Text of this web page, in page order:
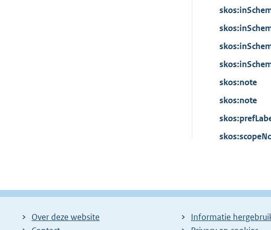
skos:note
skos:note
Over deze website
Informatie